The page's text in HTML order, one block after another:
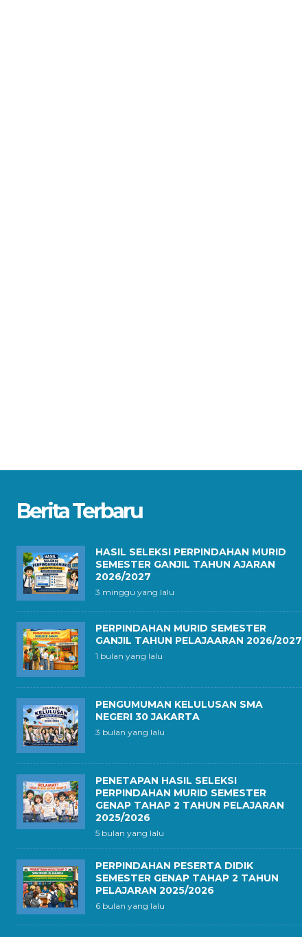
Berita Terbaru
HASIL SELEKSI PERPINDAHAN MURID
SEMESTER GANJIL TAHUN AJARAN
2026/2027
3 minggu yang lalu
PERPINDAHAN MURID SEMESTER
GANJIL TAHUN PELAJAARAN 2026/2027
1 bulan yang lalu
PENGUMUMAN KELULUSAN SMA
NEGERI 30 JAKARTA
3 bulan yang lalu
PENETAPAN HASIL SELEKSI
PERPINDAHAN MURID SEMESTER
GENAP TAHAP 2 TAHUN PELAJARAN
2025/2026
5 bulan yang lalu
PERPINDAHAN PESERTA DIDIK
SEMESTER GENAP TAHAP 2 TAHUN
PELAJARAN 2025/2026
6 bulan yang lalu